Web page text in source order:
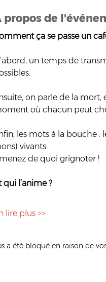
propos de
ça se passe un
un temps de
on parle de la mort,
où chacun peut
les mots à la bouche
vivants.
de quoi grignoter !
qui l’anime ?
lire plus >>
a été bloqué en raison de